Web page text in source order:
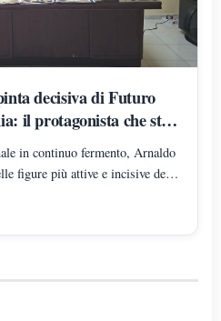
decisiva di Futuro
il protagonista che sta
territoriali
in continuo fermento, Arnaldo
figure più attive e incisive del
determinata, strutturata e in